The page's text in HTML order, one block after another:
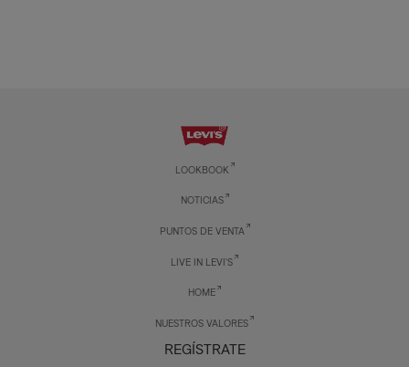
LOOKBOOK
NOTICIAS
PUNTOS DE VENTA
LIVE IN LEVI'S
HOME
NUESTROS VALORES
REGÍSTRATE